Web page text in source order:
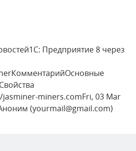
Предприятие 8 через
miners.comFri, 03 Mar
(yourmail@gmail.com)